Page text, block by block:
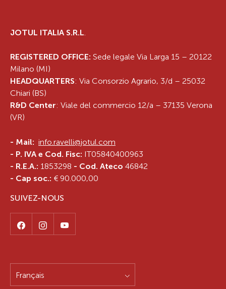
JOTUL ITALIA S.R.L.
REGISTERED OFFICE: Sede legale Via Larga 15 – 20122
Milano (MI)
HEADQUARTERS: Via Consorzio Agrario, 3/d – 25032
Chiari (BS)
R&D Center: Viale del commercio 12/a – 37135 Verona
(VR)
- Mail: info.ravelli@jotul.com
- P. IVA e Cod. Fisc: IT05840400963
- R.E.A.: 1853298 - Cod. Ateco 46842
- Cap soc.: € 90.000,00
SUIVEZ-NOUS
Français